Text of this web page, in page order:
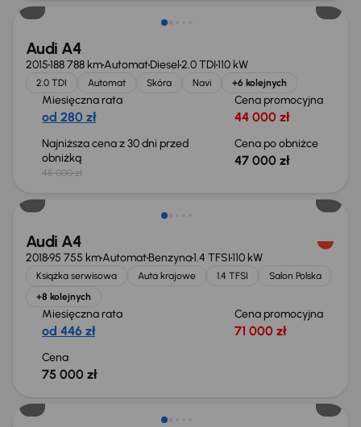
Audi A4
2015188 788 kmAutomatDiesel2.0 TDI110 kW
2.0 TDI Automat Skóra Navi +6 kolejnych
Miesięczna rata
od 280 zł
Cena promocyjna
44 000 zł
Najniższa cena z 30 dni przed
obniżką
45 000 zł
Cena po obniżce
47 000 zł
Możliwość odliczenia VAT
Audi A4
201895 755 kmAutomatBenzyna1.4 TFSI110 kW
Książka serwisowa Auta krajowe 1.4 TFSI
Salon Polska
+8 kolejnych
Miesięczna rata
od 446 zł
Cena promocyjna
71 000 zł
Cena
75 000 zł